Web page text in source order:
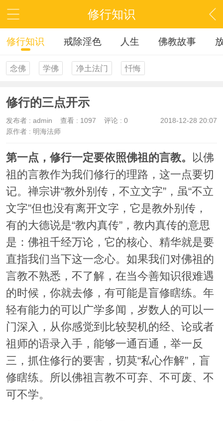
修行知识
修行知识 戒除淫色 人生 佛教故事
念佛 学佛 净土法门 忏悔
修行的三点开示
2018-12-28 20:07
发布者 : admin 查看 : 1097
评论 : 0
原作者 : 明海法师
第一点，修行一定要依照佛祖的言教。
以佛
祖的言教作为我们修行的理路，这一点要切
记。禅宗讲“教外别传，不立文字”，虽“不立
文字”但也没有离开文字，它是教外别传，
有的大德说是“教内真传”，教内真传的意思
是：佛祖千经万论，它的核心、精华就是要
直指我们当下这一念心。如果我们对佛祖的
言教不熟悉，不了解，在当今善知识很难遇
的时候，你就去修，有可能是盲修瞎练。年
轻有能力的可以广学多闻，岁数人的可以一
门深入，从你感觉到比较契机的经、论或者
祖师的语录入手，能够一通百通，举一反
三，抓住修行的要害，切莫“私心作解”，盲
修瞎练。所以佛祖言教不可弃、不可废、不
可不学。